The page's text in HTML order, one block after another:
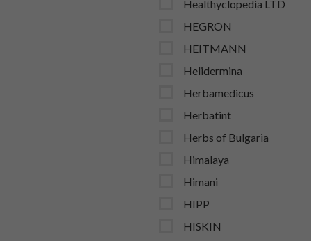
Healthyclopedia LTD
HEGRON
HEITMANN
Helidermina
Herbamedicus
Herbatint
Herbs of Bulgaria
Himalaya
Himani
HIPP
HISKIN